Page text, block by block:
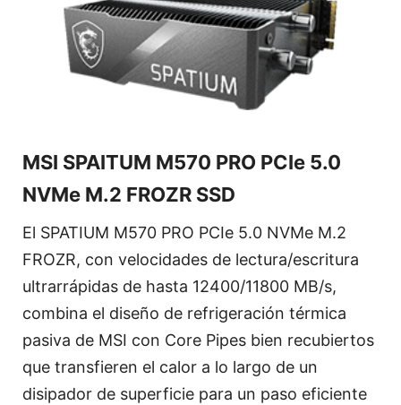
MSI SPAITUM M570 PRO PCIe 5.0
NVMe M.2 FROZR SSD
El SPATIUM M570 PRO PCIe 5.0 NVMe M.2
FROZR, con velocidades de lectura/escritura
ultrarrápidas de hasta 12400/11800 MB/s,
combina el diseño de refrigeración térmica
pasiva de MSI con Core Pipes bien recubiertos
que transfieren el calor a lo largo de un
disipador de superficie para un paso eficiente